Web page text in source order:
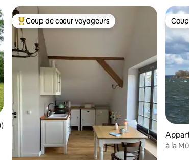
sur 5
moyenne sur la base de 30 commentaires : 5 sur
Coups de cœur voyageurs les plus appréciés
Coup de cœur voyageurs
à la